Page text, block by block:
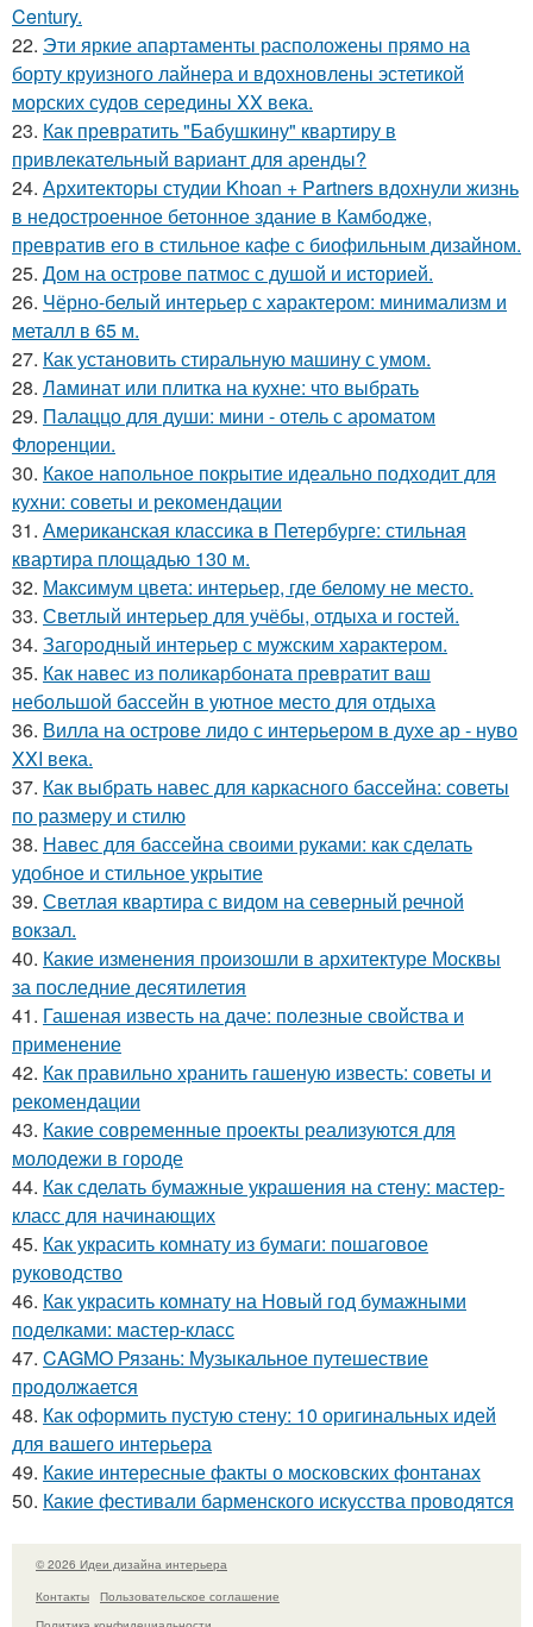
Century.
22. Эти яркие апартаменты расположены прямо на
борту круизного лайнера и вдохновлены эстетикой
морских судов середины XX века.
23. Как превратить "Бабушкину" квартиру в
привлекательный вариант для аренды?
24. Архитекторы студии Khoan + Partners вдохнули жизнь
в недостроенное бетонное здание в Камбодже,
превратив его в стильное кафе с биофильным дизайном.
25. Дом на острове патмос с душой и историей.
26. Чёрно-белый интерьер с характером: минимализм и
металл в 65 м.
27. Как установить стиральную машину с умом.
28. Ламинат или плитка на кухне: что выбрать
29. Палаццо для души: мини - отель с ароматом
Флоренции.
30. Какое напольное покрытие идеально подходит для
кухни: советы и рекомендации
31. Американская классика в Петербурге: стильная
квартира площадью 130 м.
32. Максимум цвета: интерьер, где белому не место.
33. Светлый интерьер для учёбы, отдыха и гостей.
34. Загородный интерьер с мужским характером.
35. Как навес из поликарбоната превратит ваш
небольшой бассейн в уютное место для отдыха
36. Вилла на острове лидо с интерьером в духе ар - нуво
XXI века.
37. Как выбрать навес для каркасного бассейна: советы
по размеру и стилю
38. Навес для бассейна своими руками: как сделать
удобное и стильное укрытие
39. Светлая квартира с видом на северный речной
вокзал.
40. Какие изменения произошли в архитектуре Москвы
за последние десятилетия
41. Гашеная известь на даче: полезные свойства и
применение
42. Как правильно хранить гашеную известь: советы и
рекомендации
43. Какие современные проекты реализуются для
молодежи в городе
44. Как сделать бумажные украшения на стену: мастер-
класс для начинающих
45. Как украсить комнату из бумаги: пошаговое
руководство
46. Как украсить комнату на Новый год бумажными
поделками: мастер-класс
47. CAGMO Рязань: Музыкальное путешествие
продолжается
48. Как оформить пустую стену: 10 оригинальных идей
для вашего интерьера
49. Какие интересные факты о московских фонтанах
50. Какие фестивали барменского искусства проводятся
© 2026 Идеи дизайна интерьера
Контакты
Пользовательское соглашение